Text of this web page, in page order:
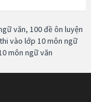
văn, 100 đề ôn luyện
vào lớp 10 môn ngữ
môn ngữ văn